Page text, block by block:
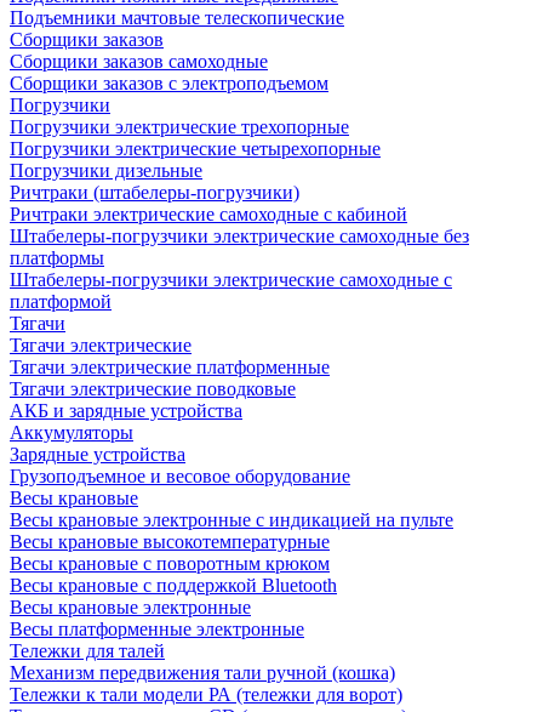
Подъемники мачтовые телескопические
Сборщики заказов
Сборщики заказов самоходные
Сборщики заказов с электроподъемом
Погрузчики
Погрузчики электрические трехопорные
Погрузчики электрические четырехопорные
Погрузчики дизельные
Ричтраки (штабелеры-погрузчики)
Ричтраки электрические самоходные с кабиной
Штабелеры-погрузчики электрические самоходные без
платформы
Штабелеры-погрузчики электрические самоходные с
платформой
Тягачи
Тягачи электрические
Тягачи электрические платформенные
Тягачи электрические поводковые
АКБ и зарядные устройства
Аккумуляторы
Зарядные устройства
Грузоподъемное и весовое оборудование
Весы крановые
Весы крановые электронные с индикацией на пульте
Весы крановые высокотемпературные
Весы крановые с поворотным крюком
Весы крановые с поддержкой Bluetooth
Весы крановые электронные
Весы платформенные электронные
Тележки для талей
Механизм передвижения тали ручной (кошка)
Тележки к тали модели РА (тележки для ворот)